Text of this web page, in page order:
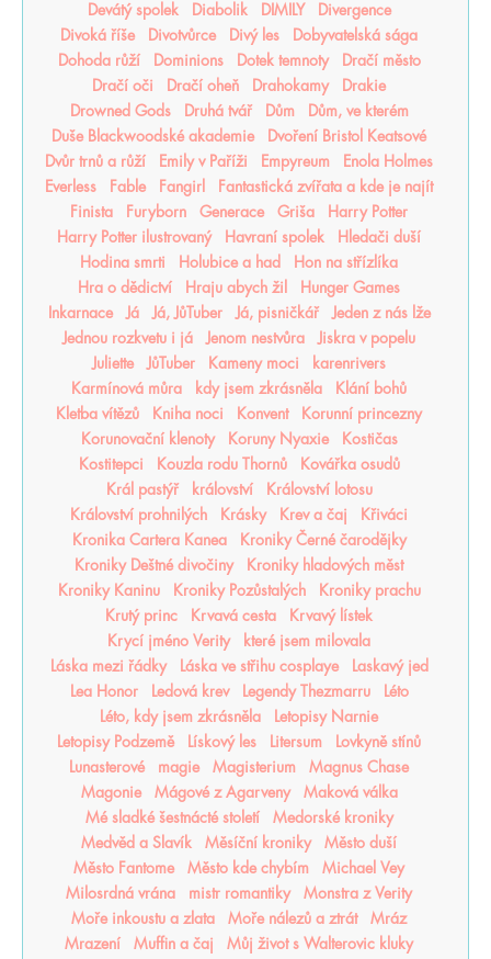
Devátý spolek
Diabolik DIMILY
Divergence
Divoká říše
Divotvůrce Divý les
Dobyvatelská sága
Dohoda růží
Dominions Dotek temnoty
Dračí město
Dračí oči
Dračí oheň Drahokamy
Drakie
Drowned Gods
Druhá tvář Dům
Dům, ve kterém
Duše Blackwoodské akademie
Dvoření Bristol Keatsové
Dvůr trnů a růží
Emily v Paříži Empyreum
Enola Holmes
Everless
Fable Fangirl
Fantastická zvířata a kde je najít
Finista
Furyborn Generace Griša
Harry Potter
Harry Potter ilustrovaný
Havraní spolek
Hledači duší
Hodina smrti
Holubice a had
Hon na střízlíka
Hra o dědictví
Hraju abych žil
Hunger Games
Inkarnace
Já Já, JůTuber Já, pisničkář
Jeden z nás lže
Jednou rozkvetu i já
Jenom nestvůra
Jiskra v popelu
Juliette
JůTuber Kameny moci
karenrivers
Karmínová můra
kdy jsem zkrásněla
Klání bohů
Kletba vítězů
Kniha noci Konvent
Korunní princezny
Korunovační klenoty
Koruny Nyaxie
Kostičas
Kostitepci
Kouzla rodu Thornů
Kovářka osudů
Král pastýř
království
Království lotosu
Království prohnilých
Krásky Krev a čaj
Křiváci
Kronika Cartera Kanea
Kroniky Černé čarodějky
Kroniky Deštné divočiny
Kroniky hladových měst
Kroniky Kaninu
Kroniky Pozůstalých
Kroniky prachu
Krutý princ
Krvavá cesta
Krvavý lístek
Krycí jméno Verity
které jsem milovala
Láska mezi řádky
Láska ve střihu cosplaye
Laskavý jed
Lea Honor
Ledová krev Legendy Thezmarru
Léto
Léto, kdy jsem zkrásněla
Letopisy Narnie
Letopisy Podzemě
Lískový les Litersum
Lovkyně stínů
Lunasterové
magie Magisterium
Magnus Chase
Magonie
Mágové z Agarveny
Maková válka
Mé sladké šestnácté století
Medorské kroniky
Medvěd a Slavík
Měsíční kroniky
Město duší
Město Fantome
Město kde chybím
Michael Vey
Milosrdná vrána
mistr romantiky
Monstra z Verity
Moře inkoustu a zlata
Moře nálezů a ztrát
Mráz
Mrazení
Muffin a čaj Můj život s Walterovic kluky